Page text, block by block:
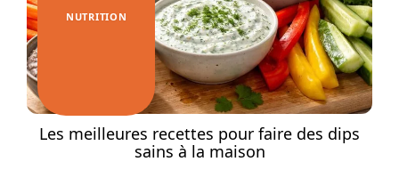
NUTRITION
Les meilleures recettes pour faire des dips
sains à la maison